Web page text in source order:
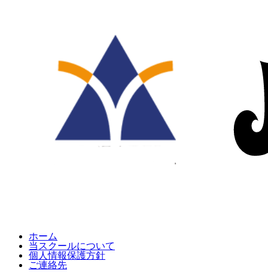
ホーム
当スクールについて
個人情報保護方針
ご連絡先